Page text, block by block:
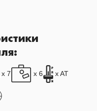
x 7 x 6 x AT